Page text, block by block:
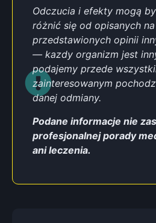
Odczucia i efekty mogą
różnić się od opisanych
przedstawionych opinii
— kazdy organizm jest
podajemy przede
zainteresowanym
danej odmiany.
Podane informacje nie
profesjonalnej porady
ani leczenia.